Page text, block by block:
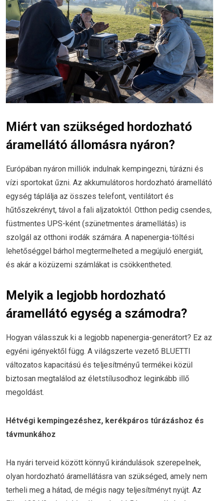
Miért van szükséged hordozható
áramellátó állomásra nyáron?
Európában nyáron milliók indulnak kempingezni, túrázni és
vízi sportokat űzni. Az akkumulátoros hordozható áramellátó
egység táplálja az összes telefont, ventilátort és
hűtőszekrényt, távol a fali aljzatoktól. Otthon pedig csendes,
füstmentes UPS-ként (szünetmentes áramellátás) is
szolgál az otthoni irodák számára. A napenergia-töltési
lehetőséggel bárhol megtermelheted a megújuló energiát,
és akár a közüzemi számlákat is csökkentheted.
Melyik a legjobb hordozható
áramellátó egység a számodra?
Hogyan válasszuk ki a legjobb napenergia-generátort? Ez az
egyéni igényektől függ. A világszerte vezető BLUETTI
változatos kapacitású és teljesítményű termékei közül
biztosan megtalálod az életstílusodhoz leginkább illő
megoldást.
Hétvégi kempingezéshez, kerékpáros túrázáshoz és
távmunkához
Ha nyári terveid között könnyű kirándulások szerepelnek,
olyan hordozható áramellátásra van szükséged, amely nem
terheli meg a hátad, de mégis nagy teljesítményt nyújt. Az